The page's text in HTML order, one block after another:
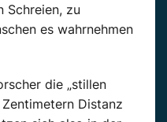
Schreien, zu
es wahrnehmen
die „stillen
Distanz